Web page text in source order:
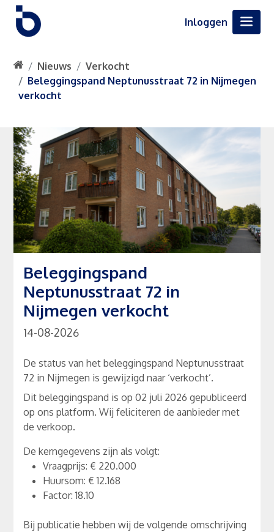
Inloggen
Nieuws
Verkocht
Beleggingspand Neptunusstraat 72 in Nijmegen
verkocht
Beleggingspand
Neptunusstraat 72 in
Nijmegen verkocht
14-08-2026
De status van het beleggingspand Neptunusstraat
72 in Nijmegen is gewijzigd naar ‘verkocht’.
Dit beleggingspand is op 02 juli 2026 gepubliceerd
op ons platform. Wij feliciteren de aanbieder met
de verkoop.
De kerngegevens zijn als volgt:
Vraagprijs: € 220.000
Huursom: € 12.168
Factor: 18.10
Bij publicatie hebben wij de volgende omschrijving